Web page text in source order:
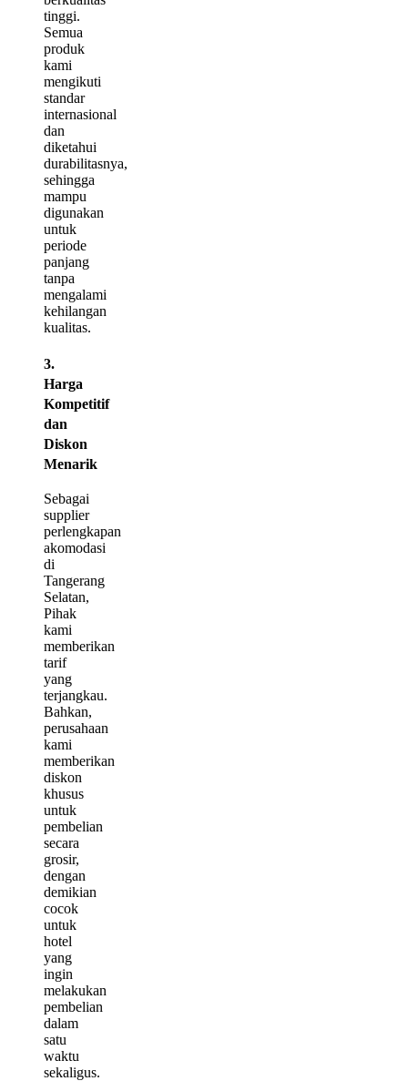
tinggi.
Semua
produk
kami
mengikuti
standar
internasional
dan
diketahui
durabilitasnya,
sehingga
mampu
digunakan
untuk
periode
panjang
tanpa
mengalami
kehilangan
kualitas.
3.
Harga
Kompetitif
dan
Diskon
Menarik
Sebagai
supplier
perlengkapan
akomodasi
di
Tangerang
Selatan,
Pihak
kami
memberikan
tarif
yang
terjangkau.
Bahkan,
perusahaan
kami
memberikan
diskon
khusus
untuk
pembelian
secara
grosir,
dengan
demikian
cocok
untuk
hotel
yang
ingin
melakukan
pembelian
dalam
satu
waktu
sekaligus.